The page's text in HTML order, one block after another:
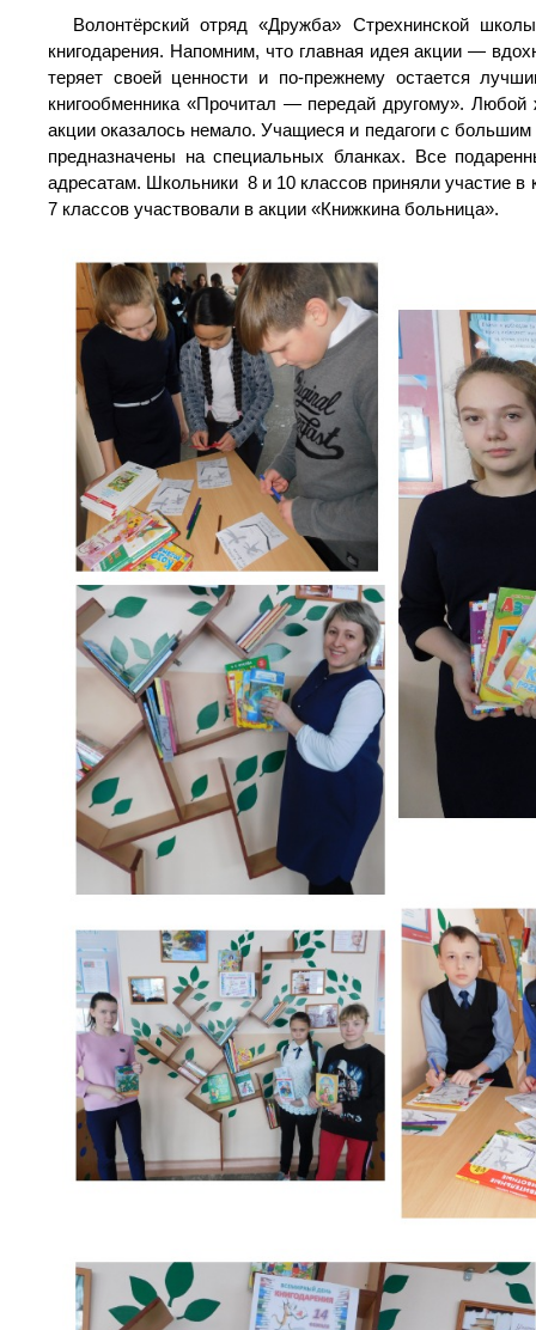
Волонтёрский отряд «Дружба» Стрехнинской
книгодарения. Напомним, что главная идея акции —
теряет своей ценности и по-прежнему остается
книгообменника «Прочитал — передай другому».
акции оказалось немало. Учащиеся и педагоги с
предназначены на специальных бланках. Все
адресатам. Школьники 8 и 10 классов приняли участие в
7 классов участвовали в акции «Книжкина больница».